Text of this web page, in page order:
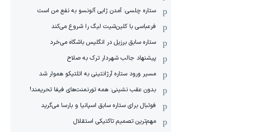
ستاره چلسی: آمدن ژابی آلونسو به نفع من است
فرعباسی با کلین‌شیت لیگ را شروع می‌کند
ستاره سابق برزیل در انگلیس باشگاه می‌خرد
پیشنهاد جالب شهردار ترک به صلاح
مسیر ورود ستاره آرژانتینی به اتلتیکو هموار شد
بدون عقب نشینی: همه تورنمنت‌های فیفا تحریمند!
فوتبال برای ستاره سابق اسپانیا و بارسا می‌گرید
مهم‌ترین تصمیم تاکتیکی استقلال